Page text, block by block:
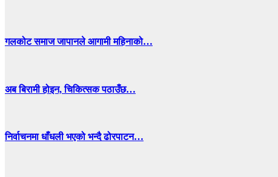
गलकोट समाज जापानले आगामी महिनाको…
अब बिरामी होइन, चिकित्सक पठाउँछ…
निर्वाचनमा धाँधली भएको भन्दै ढोरपाटन…